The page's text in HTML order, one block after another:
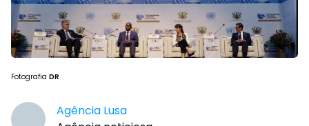
Fotografia DR
Agência Lusa